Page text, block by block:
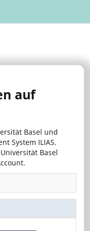
auf
Basel und
System ILIAS.
Basel